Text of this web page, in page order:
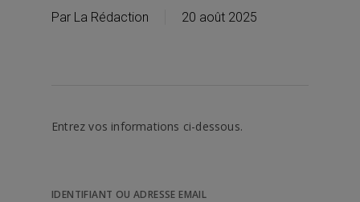
Par La Rédaction 20 août 2025
Entrez vos informations ci-dessous.
IDENTIFIANT OU ADRESSE EMAIL